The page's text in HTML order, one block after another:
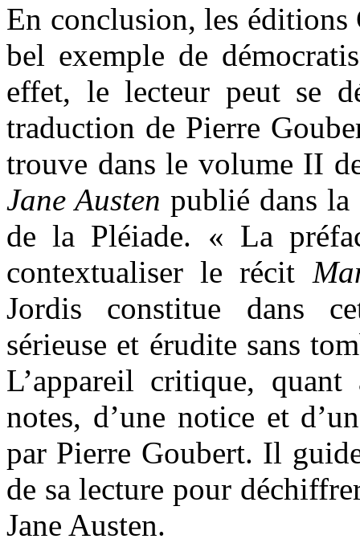
En conclusion, les
bel exemple de
effet, le lecteur peut se
traduction de Pierre
trouve dans le volume II
Jane Austen publié dans
de la Pléiade. « La
contextualiser le récit
Jordis constitue dans
sérieuse et érudite sans
L’appareil critique,
notes, d’une notice et
par Pierre Goubert. Il
de sa lecture pour
Jane Austen.